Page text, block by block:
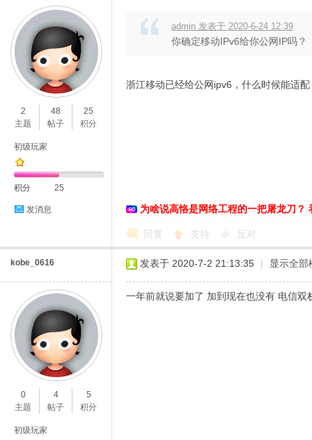
2
主题
48
帖子
25
积分
初级玩家
积分 25
发消息
admin 发表于 2020-6-24 12:39
你确定移动IPv6给你公网IP吗？
浙江移动已经给公网ipv6，什么时候能适配
为啥说高恪是网络工程的一把屠龙刀？
回复 支持 反对
kobe_0616
0
主题
4
帖子
5
积分
初级玩家
发表于 2020-7-2 21:13:35 | 显示全部
一年前就说要加了 加到现在也没有 电信